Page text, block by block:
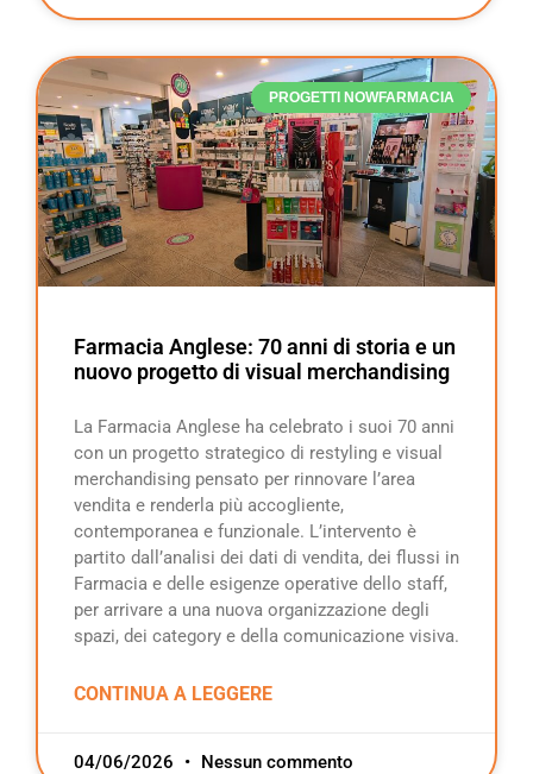
PROGETTI NOWFARMACIA
Farmacia Anglese: 70 anni di storia e un
nuovo progetto di visual merchandising
La Farmacia Anglese ha celebrato i suoi 70 anni
con un progetto strategico di restyling e visual
merchandising pensato per rinnovare l’area
vendita e renderla più accogliente,
contemporanea e funzionale. L’intervento è
partito dall’analisi dei dati di vendita, dei flussi in
Farmacia e delle esigenze operative dello staff,
per arrivare a una nuova organizzazione degli
spazi, dei category e della comunicazione visiva.
CONTINUA A LEGGERE
04/06/2026 Nessun commento